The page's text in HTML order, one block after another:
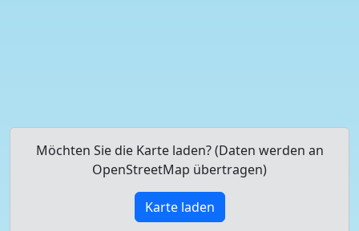
Möchten Sie die Karte laden? (Daten werden an
OpenStreetMap übertragen)
Karte laden